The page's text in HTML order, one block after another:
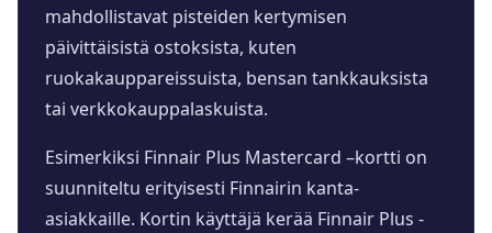
mahdollistavat pisteiden kertymisen
päivittäisistä ostoksista, kuten
ruokakauppareissuista, bensan tankkauksista
tai verkkokauppalaskuista.
Esimerkiksi Finnair Plus Mastercard –kortti on
suunniteltu erityisesti Finnairin kanta-
asiakkaille. Kortin käyttäjä kerää Finnair Plus -